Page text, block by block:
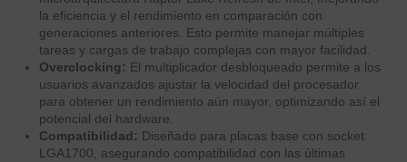
la eficiencia y el rendimiento en comparación con
generaciones anteriores. Esto permite manejar múltiples
tareas y cargas de trabajo complejas con mayor facilidad.
Overclocking: El multiplicador desbloqueado permite a los
usuarios avanzados ajustar la velocidad del procesador
para obtener un rendimiento aún mayor, optimizando así el
potencial del hardware.
Compatibilidad: Diseñado para placas base con socket
LGA1700, asegurando compatibilidad con las últimas